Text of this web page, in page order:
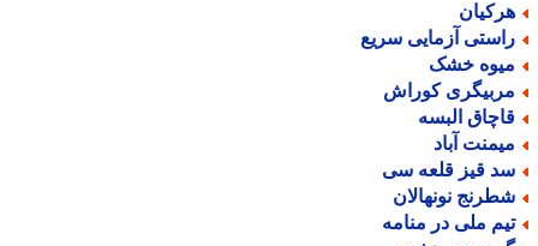
آزمایی سریع
خشک
کوراش
البسه
آباد
قیز قلعه سی
نونهالان
ملی در منامه